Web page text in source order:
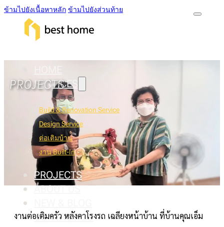
ข้ามไปยังเนื้อหาหลัก ข้ามไปยังส่วนท้าย
SERVICES
Build & Renovation Service
Design Service
ต่อเติมบ้าน
งาน Built-In
PROJECTS
ABOUT US
CONTACT US
PROJECTS
งานต่อเติมครัว หลังคาโรงรถ เฉลียงหน้าบ้าน ที่บ้านคุณเอ็ม